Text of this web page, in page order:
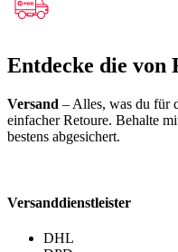
Entdecke die von
Versand – Alles, was du für
einfacher Retoure. Behalte
bestens abgesichert.
Versanddienstleister
DHL